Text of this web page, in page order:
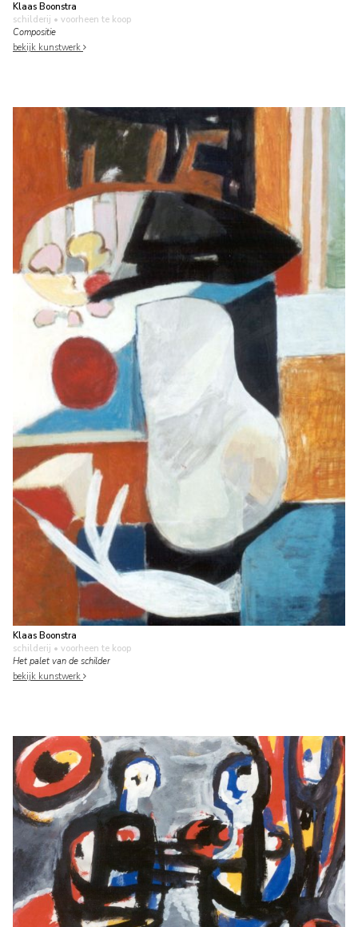
Klaas Boonstra
schilderij • voorheen te koop
Compositie
bekijk kunstwerk
Klaas Boonstra
schilderij • voorheen te koop
Het palet van de schilder
bekijk kunstwerk